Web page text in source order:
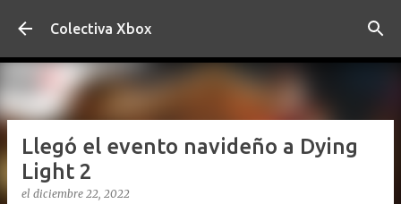
Ir al contenido principal
Colectiva Xbox
Llegó el evento navideño a Dying
Light 2
el diciembre 22, 2022